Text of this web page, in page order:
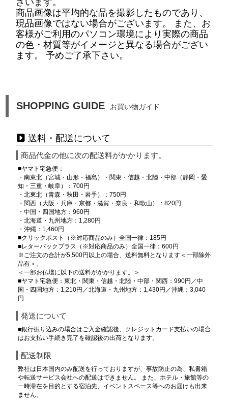
ざいます。
商品画像は平均的な品を撮影したものであり、
現品画像ではない場合がございます。 また、お
客様がご利用のパソコン環境により実際の商品
の色・材質等がイメージと異なる場合がござい
ます。 予めご了承下さい。
SHOPPING GUIDE お買い物ガイド
送料・配送について
商品代金の他に次の配送料がかかります。
■ヤマト宅急便：
・南東北（宮城・山形・福島）・関東・信越・北陸・中部（静岡・愛
知・三重・岐阜）：700円
・北東北（青森・秋田・岩手）：750円
・関西（大阪・兵庫・京都・滋賀・奈良・和歌山）：820円
・中国・四国地方：960円
・北海道・九州地方：1,280円
・沖縄：1,460円
■クリックポスト（※対応商品のみ）全国一律：185円
■レターパックプラス（※対応商品のみ）全国一律：600円
※ご注文の合計が5,500円以上の場合、送料無料となります＜一部除外
品有＞。
＜一部お仏壇に以下の送料がかかります。＞
■ヤマト宅急便：東北・関東・信越・北陸・中部・関西：990円／中
国・四国地方：1,210円／北海道・九州地方：1,430円／沖縄：3,040
円
発送について
■銀行振り込みの場合はご入金確認後、クレジットカード支払いの場合
はお支払い手続き完了を確認後の出荷となります。
配送制限
弊社は日本国内のみ配送を行っておりますが、事故防止の為、私書箱
や転送サービス会社への配送はできません。 また、ホテル・旅館等の
一時滞在を目的とする宿泊先、イベントスペース等へのお届けも出来
ません。